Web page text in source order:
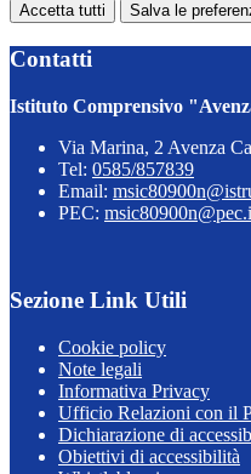
Accetta tutti Salva le
Contatti
Istituto Comprensivo
Via Marina, 2 Avenza
Tel: 0585/857839
Email:
PEC:
Sezione Link Utili
Cookie policy
Note legali
Informativa Privacy
Ufficio Relazioni con il
Dichiarazione di
Obiettivi di accessibilità